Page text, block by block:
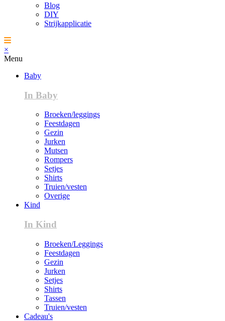
Blog
DIY
Strijkapplicatie
×
Menu
Baby
In Baby
Broeken/leggings
Feestdagen
Gezin
Jurken
Mutsen
Rompers
Setjes
Shirts
Truien/vesten
Overige
Kind
In Kind
Broeken/Leggings
Feestdagen
Gezin
Jurken
Setjes
Shirts
Tassen
Truien/vesten
Cadeau's